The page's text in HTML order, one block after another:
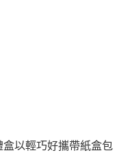
以輕巧好攜帶紙盒包